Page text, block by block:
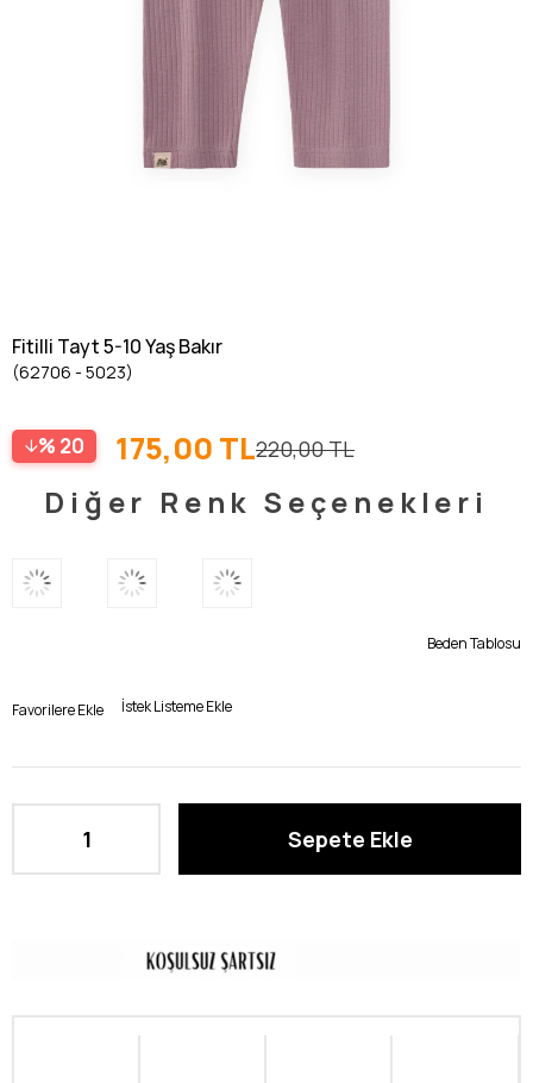
Fitilli Tayt 5-10 Yaş Bakır
(62706 - 5023)
20 220,00 TL
175,00 TL
Diğer Renk Seçenekleri
Beden Tablosu
Favorilere Ekle İstek Listeme Ekle